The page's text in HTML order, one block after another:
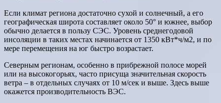
Если климат региона достаточно сухой и солнечный, а его
географическая широта составляет около 50° и южнее, выбор
обычно делается в пользу СЭС. Уровень среднегодовой
инсоляции в таких местах начинается от 1350 кВт*ч/м2, и по
мере перемещения на юг быстро возрастает.
Северным регионам, особенно в прибрежной полосе морей
или на высокогорьях, часто присуща значительная скорость
ветра – в отдельных случаях от 10 м/сек и выше. Здесь выше
окажется производительность ВЭС.